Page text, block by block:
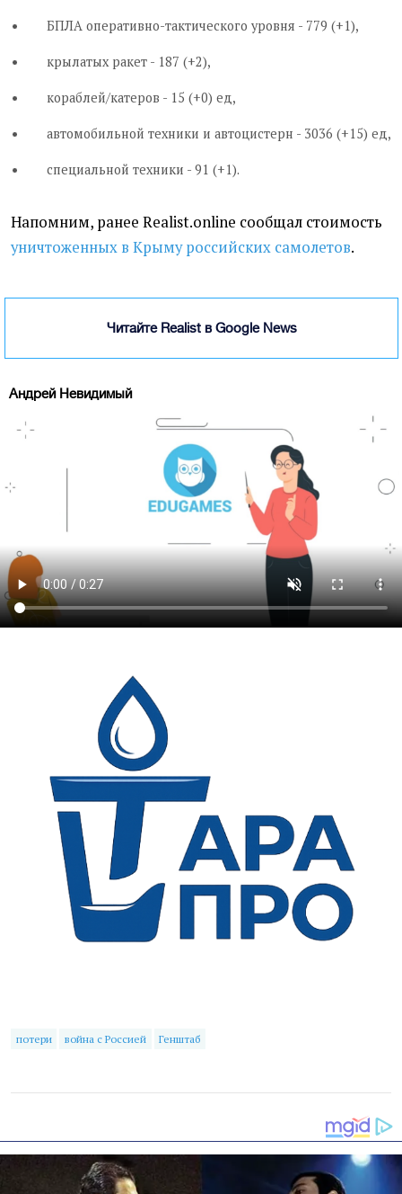
БПЛА оперативно-тактического уровня - 779 (+1),
крылатых ракет - 187 (+2),
кораблей/катеров - 15 (+0) ед,
автомобильной техники и автоцистерн - 3036 (+15) ед,
специальной техники - 91 (+1).
Напомним, ранее Realist.online сообщал стоимость
уничтоженных в Крыму российских самолетов.
Читайте Realist в Google News
Андрей Невидимый
потери война с Россией Генштаб